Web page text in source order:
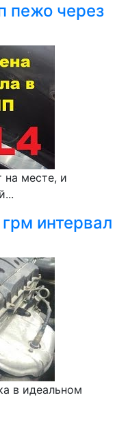
пежо через
на месте, и
интервал
в идеальном